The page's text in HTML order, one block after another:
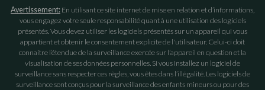
Avertissement: En utilisant ce site internet de mise en relation et d’informations,
vous engagez votre seule responsabilité quant à une utilisation des logiciels
présentés. Vous devez utiliser les logiciels présentés sur un appareil qui vous
appartient et obtenir le consentement explicite de l'utilisateur. Celui-ci doit
connaitre l’étendue de la surveillance exercée sur l’appareil en question et la
visualisation de ses données personnelles. Si vous installez un logiciel de
surveillance sans respecter ces règles, vous êtes dans l’illégalité. Les logiciels de
surveillance sont conçus pour la surveillance des enfants mineurs ou pour des